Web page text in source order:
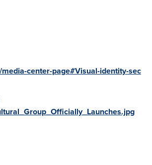
center-page#Visual-identity-sec